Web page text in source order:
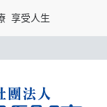
享受人生